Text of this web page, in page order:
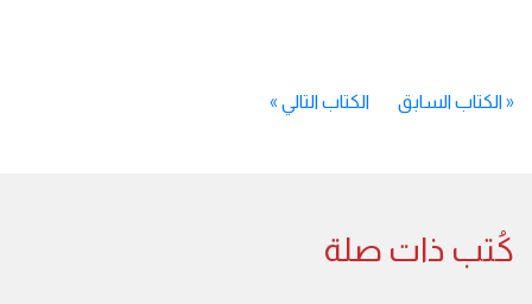
«الكتاب السابق الكتاب التالي »
كُتب ذات صلة